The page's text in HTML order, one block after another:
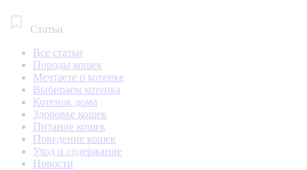
Статьи
Все статьи
Породы кошек
Мечтаете о котенке
Выбираем котенка
Котенок дома
Здоровье кошек
Питание кошек
Поведение кошек
Уход и содержание
Новости